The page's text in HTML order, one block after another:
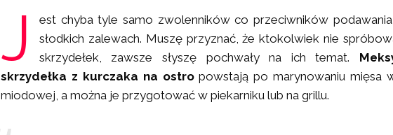
J
est chyba tyle samo zwolenników co przeciwników
słodkich zalewach. Muszę przyznać, że ktokolwiek nie
skrzydełek, zawsze słyszę pochwały na ich temat.
skrzydełka z kurczaka na ostropowstają po marynowaniu mięsa
miodowej, a można je przygotować w piekarniku lub na grillu.